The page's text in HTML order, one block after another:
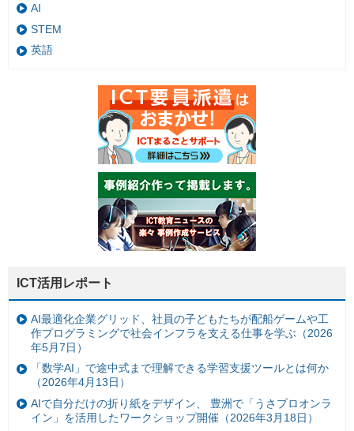
AI
STEM
英語
ICT活用レポート
AI最適化企業グリッド、社員の子どもたちが配船ゲームや工
作プログラミングで社会インフラを支える仕事を学ぶ（2026
年5月7日）
「数学AI」で途中式まで理解できる学習支援ツールとは何か
（2026年4月13日）
AIで自分だけの折り紙をデザイン、 豊洲で「うさプロオンラ
イン」を活用したワークショップ開催（2026年3月18日）